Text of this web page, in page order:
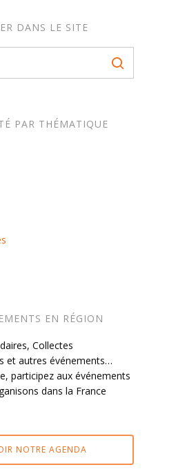
DANS LE SITE
PAR THÉMATIQUE
EN RÉGION
Collectes
et autres événements…
participez aux événements
dans la France
NOTRE AGENDA